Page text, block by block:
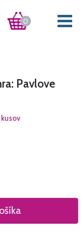
0
Pavlove